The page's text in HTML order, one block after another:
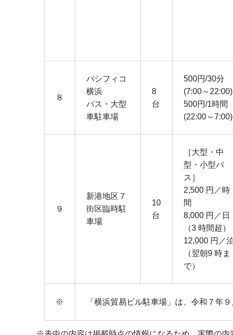
８
パシフィコ
横浜
バス・大型
車駐車場
8
台
500円/30分
(7:00～22:00)
500円/1時間
(22:00～7:00)
９
新港地区７
街区臨時駐
⾞場
10
台
［⼤型・中
型・⼩型バ
ス］
2,500 円／時
間
8,000 円／⽇
（3 時間超）
12,000 円／
（翌朝9 時ま
で）
※ 「横浜貿易ビル駐車場」は、令和７年